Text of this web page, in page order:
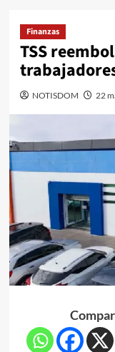
Finanzas
TSS
NOTISDOM 22